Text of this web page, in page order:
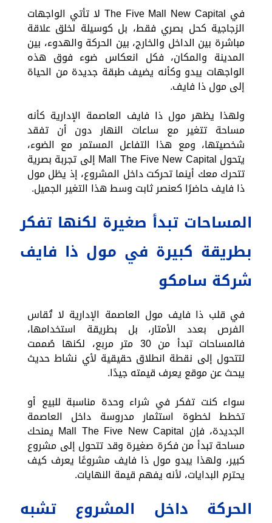
في The Five Mall New Capital لا تأتي الواجهات
الزجاجية كحل بصري فقط، بل كوسيلة لخلق علاقة
مباشرة بين الداخل والخارج، بين الحركة والهدوء، بين
المدينة والمكان، فكل انعكاس ضوء فوق هذه
الواجهات يبدو وكأنه يضيف طبقة جديدة من الحياة
إلى مول ذا فايف.
ولهذا يظهر مول ذا فايف العاصمة الإدارية كأنه
مساحة تتغير مع ساعات النهار دون أن تفقد
شخصيتها، ومع هذا التفاعل المستمر مع الضوء،
يتحول Mall The Five New Capital إلى تجربة بصرية
تتحرك معك أينما تحركت داخل المشروع، إذ يظل مول
ذا فايف حاضرًا كعنصر ثابت وسط هذا التغير الجميل.
المساحات تبدأ صغيرة لكنها تفكر
بطريقة كبيرة في مول ذا فايف
شركة سامكو
في قلب ذا فايف مول العاصمة الإدارية لا تُقاس
الفرص بعدد الأمتار، بل بطريقة استخدامها،
فالمساحات تبدأ من 30 متر مربع، لكنها صُممت
لتتحول إلى نقطة انطلاق حقيقية لأي نشاط حديث
يبحث عن موقع يعرف قيمته جيدًا.
سواء كنت تفكر في شراء وحدة مناسبة للبيع أو
تخطط لخطوة استثمار مدروسة داخل العاصمة
الجديدة، فإن Mall The Five New Capital يمنحك
مساحة تبدأ من فكرة صغيرة وقد تتحول إلى مشروع
كبير، ولهذا يبدو مول ذا فايف مشروعًا يعرف كيف
يحترم البدايات، لأنه يفهم قيمة النهايات.
الحركة داخل المشروع تشبه